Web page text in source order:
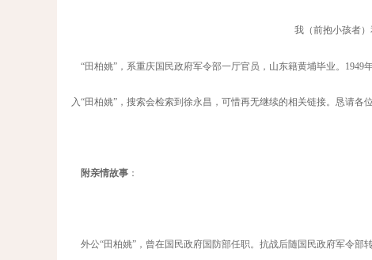
我（前抱小孩者
“田柏姚”，系重庆国民政府军令部一厅官员，山东籍黄埔毕业。1949
入“田柏姚”，搜索会检索到徐永昌，可惜再无继续的相关链接。恳请各
附亲情故事 ：
外公“田柏姚”，曾在国民政府国防部任职。抗战后随国民政府军令部